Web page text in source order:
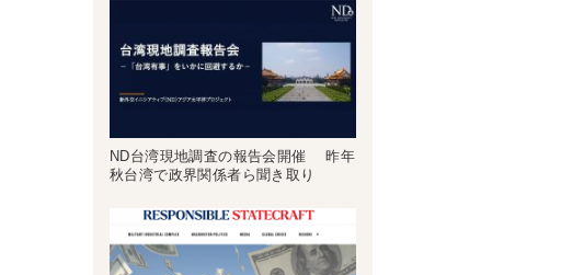
ND台湾現地調査の報告会開催 昨年
秋台湾で政界関係者ら聞き取り